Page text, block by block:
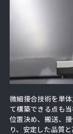
微細接合技術を単
て構築できる点も当
位置決め、搬送、
り、安定した品質